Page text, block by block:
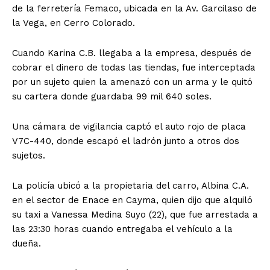
de la ferretería Femaco, ubicada en la Av. Garcilaso de
la Vega, en Cerro Colorado.
Cuando Karina C.B. llegaba a la empresa, después de
cobrar el dinero de todas las tiendas, fue interceptada
por un sujeto quien la amenazó con un arma y le quitó
su cartera donde guardaba 99 mil 640 soles.
Una cámara de vigilancia captó el auto rojo de placa
V7C-440, donde escapó el ladrón junto a otros dos
sujetos.
La policía ubicó a la propietaria del carro, Albina C.A.
en el sector de Enace en Cayma, quien dijo que alquiló
su taxi a Vanessa Medina Suyo (22), que fue arrestada a
las 23:30 horas cuando entregaba el vehículo a la
dueña.